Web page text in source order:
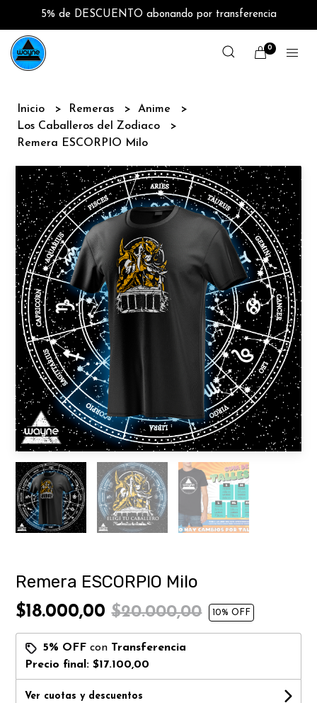
5% de DESCUENTO abonando por transferencia
0
Inicio Remeras
Anime
Los Caballeros del Zodiaco
Remera ESCORPIO Milo
Remera ESCORPIO Milo
$18.000,00$20.000,00 10% OFF
5% OFF con Transferencia
Precio final:$17.100,00
Ver cuotas y descuentos